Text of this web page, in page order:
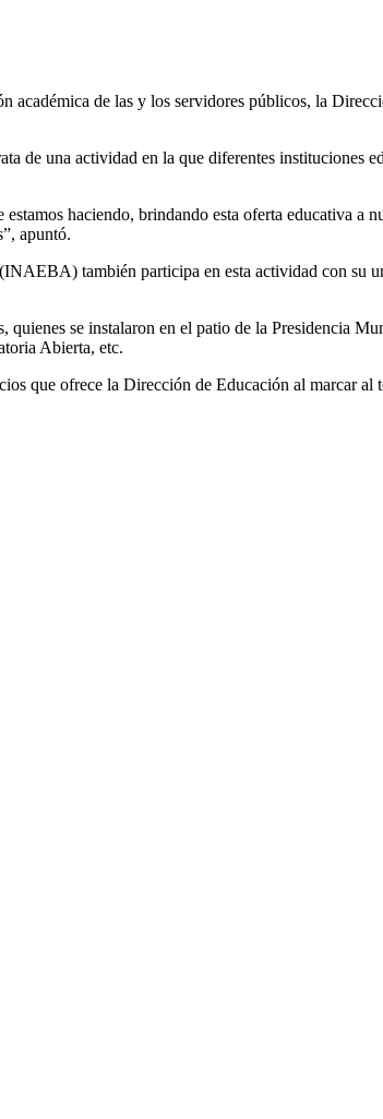
académica de las y los servidores públicos, la
de una actividad en la que diferentes instituciones
haciendo, brindando esta oferta educativa a
apuntó.
(INAEBA) también participa en esta actividad con su
, quienes se instalaron en el patio de la Presidencia
Abierta, etc.
que ofrece la Dirección de Educación al marcar al